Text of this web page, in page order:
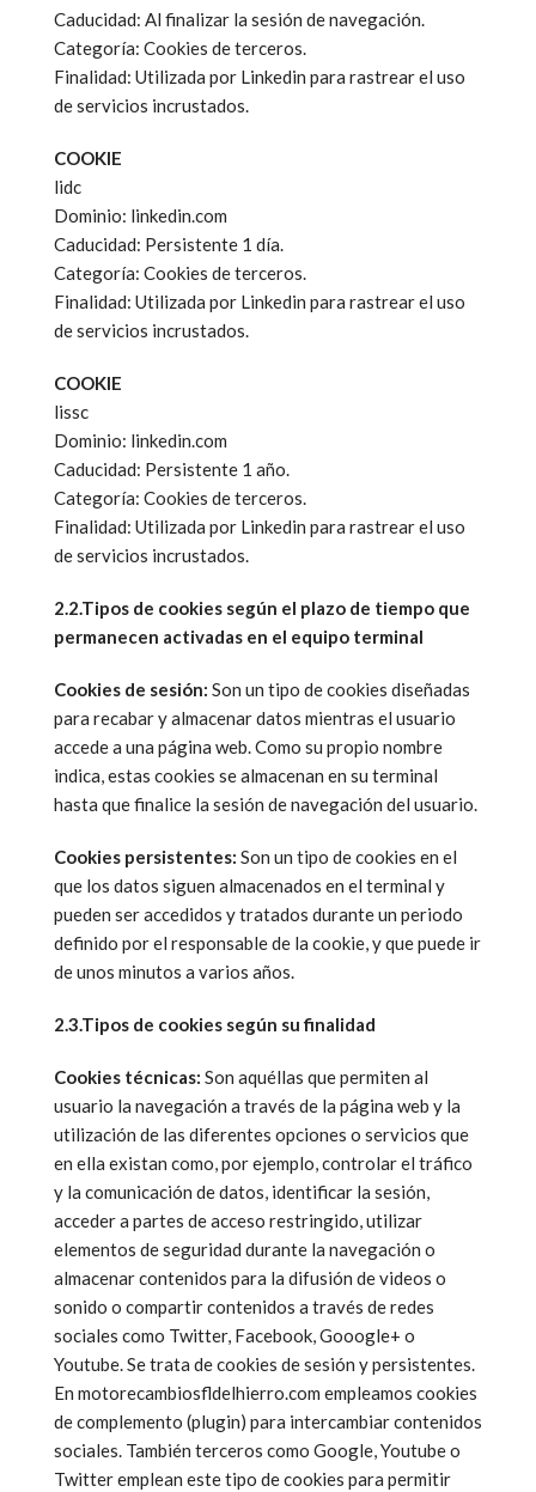
Caducidad: Al finalizar la sesión de navegación.
Categoría: Cookies de terceros.
Finalidad: Utilizada por Linkedin para rastrear el uso
de servicios incrustados.
COOKIE
lidc
Dominio: linkedin.com
Caducidad: Persistente 1 día.
Categoría: Cookies de terceros.
Finalidad: Utilizada por Linkedin para rastrear el uso
de servicios incrustados.
COOKIE
lissc
Dominio: linkedin.com
Caducidad: Persistente 1 año.
Categoría: Cookies de terceros.
Finalidad: Utilizada por Linkedin para rastrear el uso
de servicios incrustados.
2.2.Tipos de cookies según el plazo de tiempo que
permanecen activadas en el equipo terminal
Cookies de sesión: Son un tipo de cookies diseñadas
para recabar y almacenar datos mientras el usuario
accede a una página web. Como su propio nombre
indica, estas cookies se almacenan en su terminal
hasta que finalice la sesión de navegación del usuario.
Cookies persistentes: Son un tipo de cookies en el
que los datos siguen almacenados en el terminal y
pueden ser accedidos y tratados durante un periodo
definido por el responsable de la cookie, y que puede ir
de unos minutos a varios años.
2.3.Tipos de cookies según su finalidad
Cookies técnicas: Son aquéllas que permiten al
usuario la navegación a través de la página web y la
utilización de las diferentes opciones o servicios que
en ella existan como, por ejemplo, controlar el tráfico
y la comunicación de datos, identificar la sesión,
acceder a partes de acceso restringido, utilizar
elementos de seguridad durante la navegación o
almacenar contenidos para la difusión de videos o
sonido o compartir contenidos a través de redes
sociales como Twitter, Facebook, Gooogle+ o
Youtube. Se trata de cookies de sesión y persistentes.
En motorecambiosfldelhierro.com empleamos cookies
de complemento (plugin) para intercambiar contenidos
sociales. También terceros como Google, Youtube o
Twitter emplean este tipo de cookies para permitir